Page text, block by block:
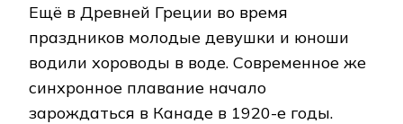
Ещё в Древней Греции во время
праздников молодые девушки и юноши
водили хороводы в воде. Современное же
синхронное плавание начало
зарождаться в Канаде в 1920-е годы.